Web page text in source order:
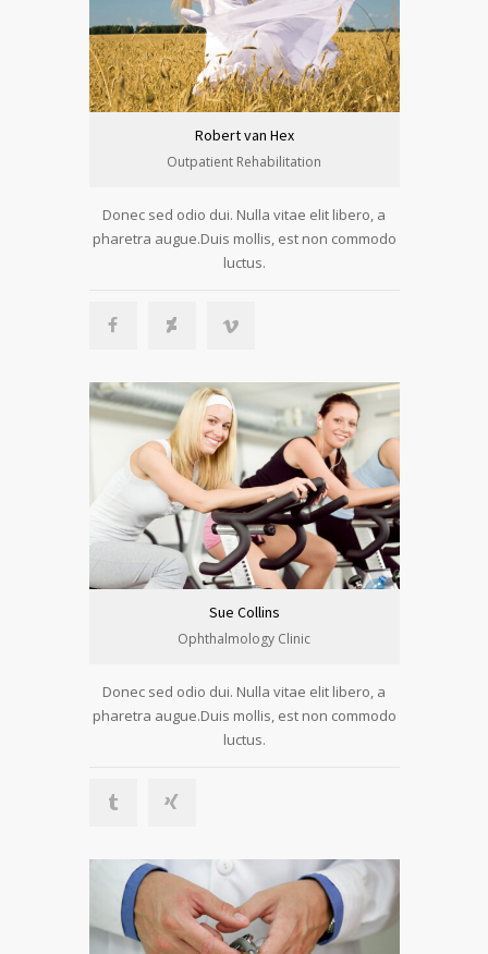
Robert van Hex
Outpatient Rehabilitation
Donec sed odio dui. Nulla vitae elit libero, a
pharetra augue.Duis mollis, est non commodo
luctus.
Sue Collins
Ophthalmology Clinic
Donec sed odio dui. Nulla vitae elit libero, a
pharetra augue.Duis mollis, est non commodo
luctus.